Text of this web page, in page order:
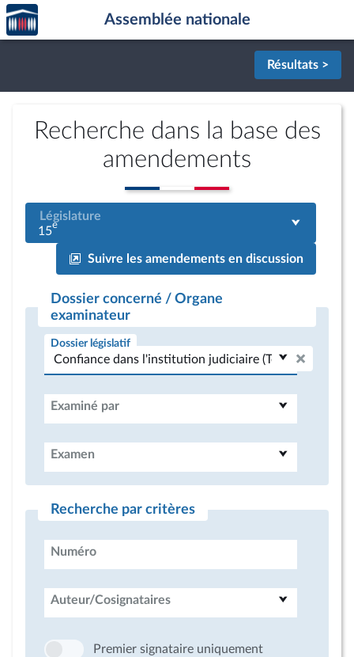
Aller au contenu
Aller en bas de la page
Accèder
à la
page
Assemblée nationale
Résultats >
Recherche dans la base des
amendements
Législature
15e
Suivre les amendements en discussion
Dossier concerné / Organe
examinateur
Dossier législatif
Examiné par
Examen
Recherche par critères
Numéro
Auteur/Cosignataires
Premier signataire uniquement